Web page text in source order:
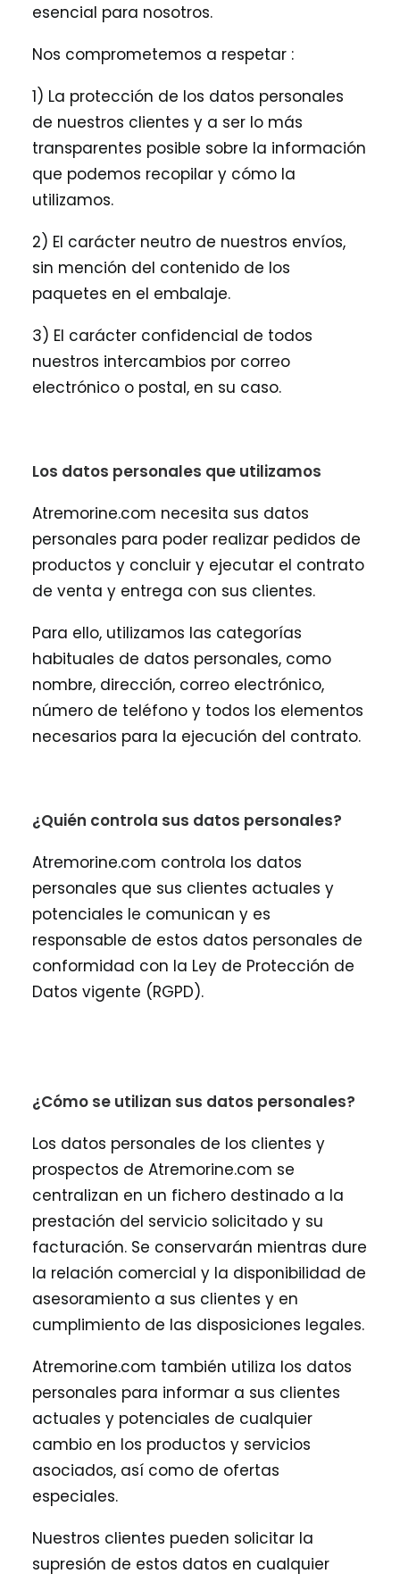
esencial para nosotros.
Nos comprometemos a respetar :
1) La protección de los datos personales
de nuestros clientes y a ser lo más
transparentes posible sobre la información
que podemos recopilar y cómo la
utilizamos.
2) El carácter neutro de nuestros envíos,
sin mención del contenido de los
paquetes en el embalaje.
3) El carácter confidencial de todos
nuestros intercambios por correo
electrónico o postal, en su caso.
Los datos personales que utilizamos
Atremorine.com necesita sus datos
personales para poder realizar pedidos de
productos y concluir y ejecutar el contrato
de venta y entrega con sus clientes.
Para ello, utilizamos las categorías
habituales de datos personales, como
nombre, dirección, correo electrónico,
número de teléfono y todos los elementos
necesarios para la ejecución del contrato.
¿Quién controla sus datos personales?
Atremorine.com controla los datos
personales que sus clientes actuales y
potenciales le comunican y es
responsable de estos datos personales de
conformidad con la Ley de Protección de
Datos vigente (RGPD).
¿Cómo se utilizan sus datos personales?
Los datos personales de los clientes y
prospectos de Atremorine.com se
centralizan en un fichero destinado a la
prestación del servicio solicitado y su
facturación. Se conservarán mientras dure
la relación comercial y la disponibilidad de
asesoramiento a sus clientes y en
cumplimiento de las disposiciones legales.
Atremorine.com también utiliza los datos
personales para informar a sus clientes
actuales y potenciales de cualquier
cambio en los productos y servicios
asociados, así como de ofertas
especiales.
Nuestros clientes pueden solicitar la
supresión de estos datos en cualquier